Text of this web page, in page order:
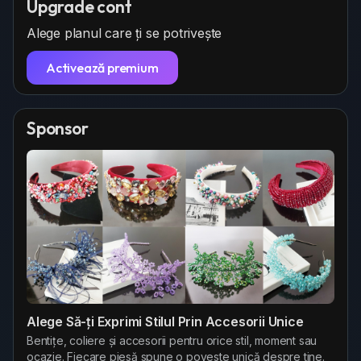
a
z
e
Upgrade cont
Alege planul care ți se potrivește
Activează premium
Sponsor
Alege Să-ți Exprimi Stilul Prin Accesorii Unice
Bentițe, coliere și accesorii pentru orice stil, moment sau
ocazie. Fiecare piesă spune o poveste unică despre tine.